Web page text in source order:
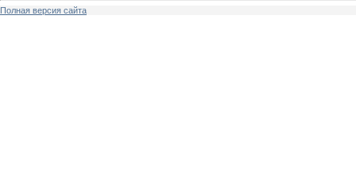
Полная версия сайта